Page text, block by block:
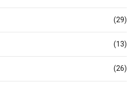
(29)
(13)
(26)